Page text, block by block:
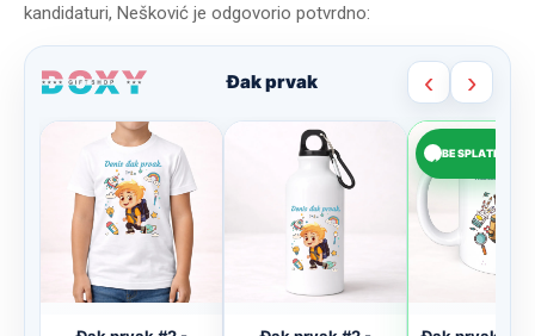
kandidaturi, Nešković je odgovorio potvrdno: